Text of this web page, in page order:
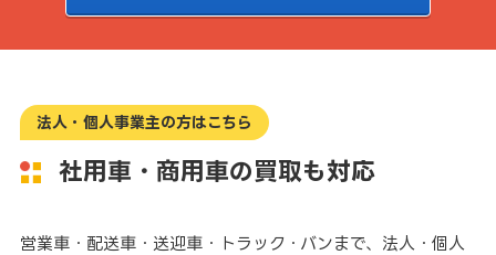
法人・個人事業主の方はこちら
社用車・商用車の買取も対応
営業車・配送車・送迎車・トラック・バンまで、 法人・個人